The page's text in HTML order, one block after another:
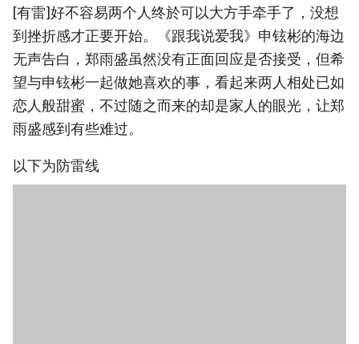
[有雷]好不容易两个人终於可以大方手牵手了，没想
到挫折感才正要开始。《跟我说爱我》申铉彬的海边
无声告白，郑雨盛虽然没有正面回应是否接受，但希
望与申铉彬一起做她喜欢的事，看起来两人相处已如
恋人般甜蜜，不过随之而来的却是家人的眼光，让郑
雨盛感到有些难过。
以下为防雷线